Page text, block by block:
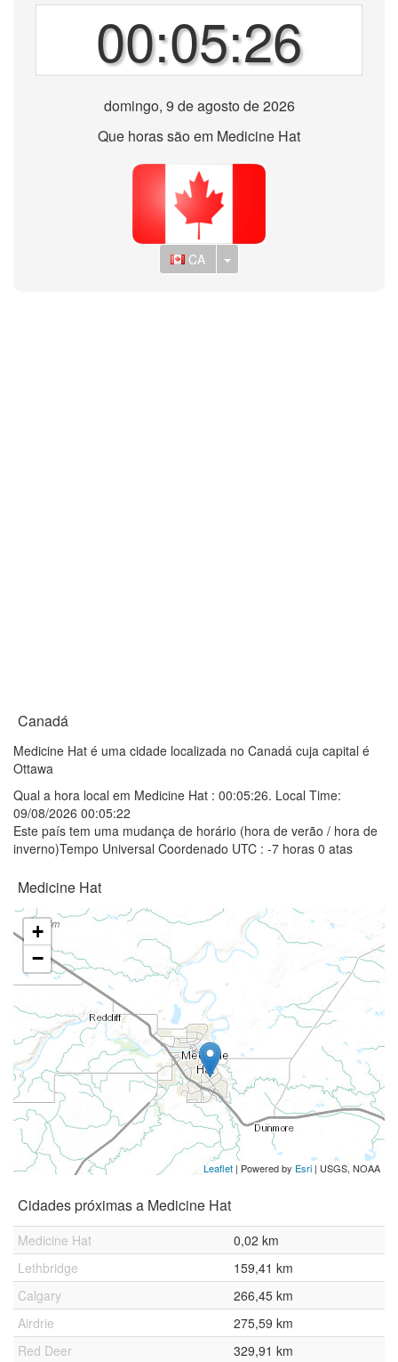
00:05:26
domingo, 9 de agosto de 2026
Que horas são em Medicine Hat
CA Toggle Dropdown
Canadá
Medicine Hat é uma cidade localizada no Canadá cuja capital é
Ottawa
Qual a hora local em Medicine Hat : 00:05:26. Local Time:
09/08/2026 00:05:22
Este país tem uma mudança de horário (hora de verão / hora de
inverno)Tempo Universal Coordenado UTC : -7 horas 0 atas
Medicine Hat
+
−
Leaflet | Powered by Esri | USGS, NOAA
Cidades próximas a Medicine Hat
Medicine Hat
0,02 km
Lethbridge
159,41 km
Calgary
266,45 km
Airdrie
275,59 km
Red Deer
329,91 km